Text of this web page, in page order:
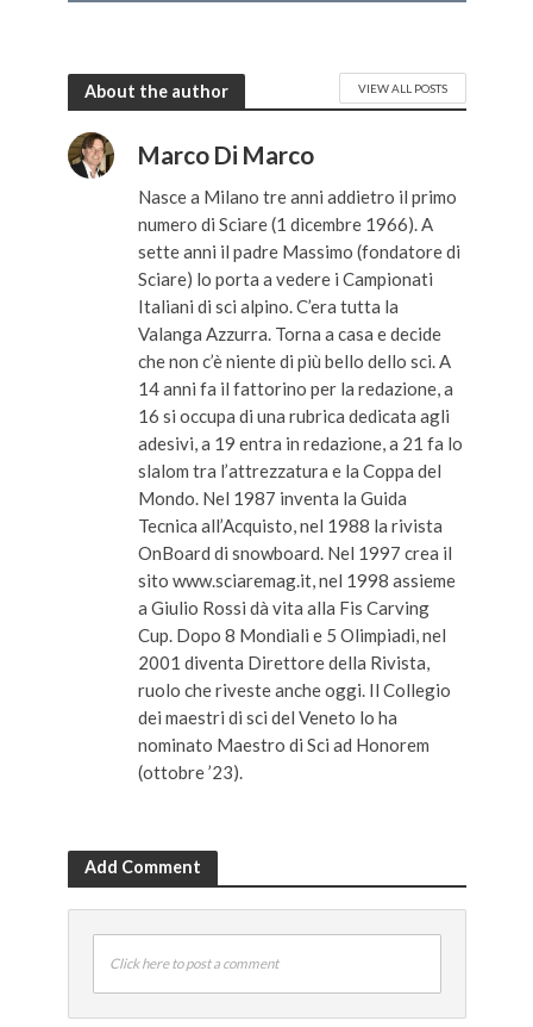
About the author VIEW ALL POSTS
Marco Di Marco
Nasce a Milano tre anni addietro il primo
numero di Sciare (1 dicembre 1966). A
sette anni il padre Massimo (fondatore di
Sciare) lo porta a vedere i Campionati
Italiani di sci alpino. C’era tutta la
Valanga Azzurra. Torna a casa e decide
che non c’è niente di più bello dello sci. A
14 anni fa il fattorino per la redazione, a
16 si occupa di una rubrica dedicata agli
adesivi, a 19 entra in redazione, a 21 fa lo
slalom tra l’attrezzatura e la Coppa del
Mondo. Nel 1987 inventa la Guida
Tecnica all’Acquisto, nel 1988 la rivista
OnBoard di snowboard. Nel 1997 crea il
sito www.sciaremag.it, nel 1998 assieme
a Giulio Rossi dà vita alla Fis Carving
Cup. Dopo 8 Mondiali e 5 Olimpiadi, nel
2001 diventa Direttore della Rivista,
ruolo che riveste anche oggi. Il Collegio
dei maestri di sci del Veneto lo ha
nominato Maestro di Sci ad Honorem
(ottobre ’23).
Add Comment
Click here to post a comment